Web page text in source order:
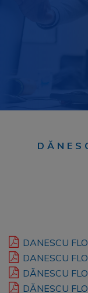
DANESCU
DANESCU
DĂNESCU
DĂNESCU